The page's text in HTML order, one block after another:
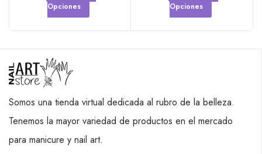
Opciones
Opciones
Somos una tienda virtual dedicada al rubro de la belleza.
Tenemos la mayor variedad de productos en el mercado
para manicure y nail art.